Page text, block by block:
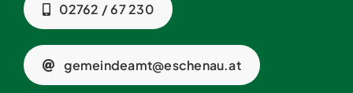
02762 / 67 230
gemeindeamt@eschenau.at